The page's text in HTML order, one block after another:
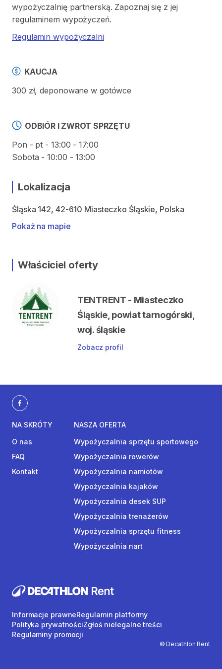
wypożyczalnię partnerską. Zapoznaj się z jej
regulaminem wypożyczeń.
Regulamin wypożyczalni
KAUCJA
300 zł, deponowane w gotówce
ODBIÓR I ZWROT SPRZĘTU
Pon - pt - 13:00 - 17:00
Sobota - 10:00 - 13:00
Lokalizacja
Śląska 142, 42-610 Miasteczko Śląskie, Polska
Pokaż na mapie
Właściciel oferty
TENTRENT - Miasteczko
Śląskie, powiat tarnogórski,
woj. śląskie
Zobacz profil
NA SKRÓTY
O nas
FAQ
Kontakt
NASZA OFERTA
Wypożyczalnia sprzętu sportowego
Wypożyczalnia rowerów
Wypożyczalnia namiotów
Wypożyczalnia kajaków
Wypożyczalnia desek SUP
Wypożyczalnia trenażerów
Wypożyczalnia sprzętu fitness
Wypożyczalnia nart
© Decathlon Rent
Informacje prawneRegulamin platformy
Polityka prywatnościZgłoś nielegalne treści
Regulaminy promocji